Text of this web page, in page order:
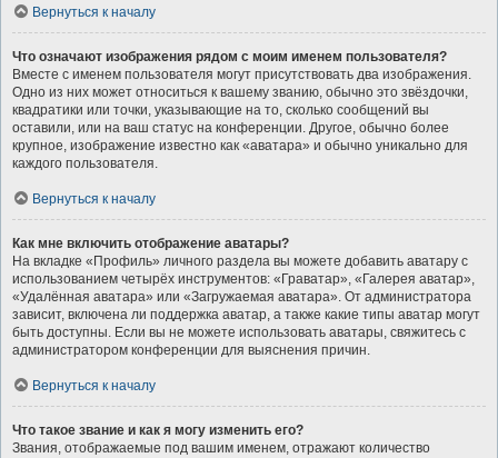
Вернуться к началу
Что означают изображения рядом с моим именем пользователя?
Вместе с именем пользователя могут присутствовать два изображения.
Одно из них может относиться к вашему званию, обычно это звёздочки,
квадратики или точки, указывающие на то, сколько сообщений вы
оставили, или на ваш статус на конференции. Другое, обычно более
крупное, изображение известно как «аватара» и обычно уникально для
каждого пользователя.
Вернуться к началу
Как мне включить отображение аватары?
На вкладке «Профиль» личного раздела вы можете добавить аватару с
использованием четырёх инструментов: «Граватар», «Галерея аватар»,
«Удалённая аватара» или «Загружаемая аватара». От администратора
зависит, включена ли поддержка аватар, а также какие типы аватар могут
быть доступны. Если вы не можете использовать аватары, свяжитесь с
администратором конференции для выяснения причин.
Вернуться к началу
Что такое звание и как я могу изменить его?
Звания, отображаемые под вашим именем, отражают количество